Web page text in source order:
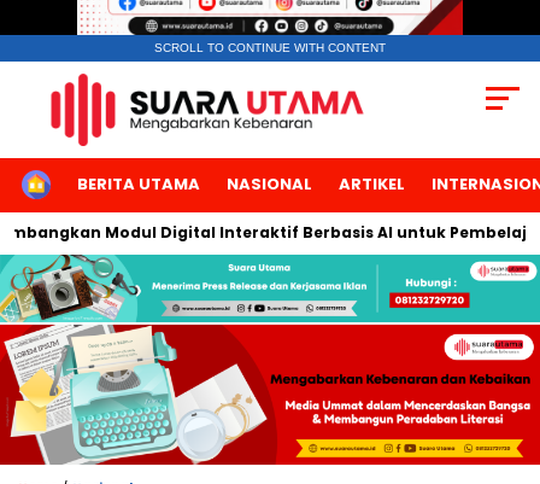
SCROLL TO CONTINUE WITH CONTENT
HOMEBERITA UTAMA NASIONAL ARTIKEL
Modul Digital Interaktif Berbasis AI untuk Pembelajaran